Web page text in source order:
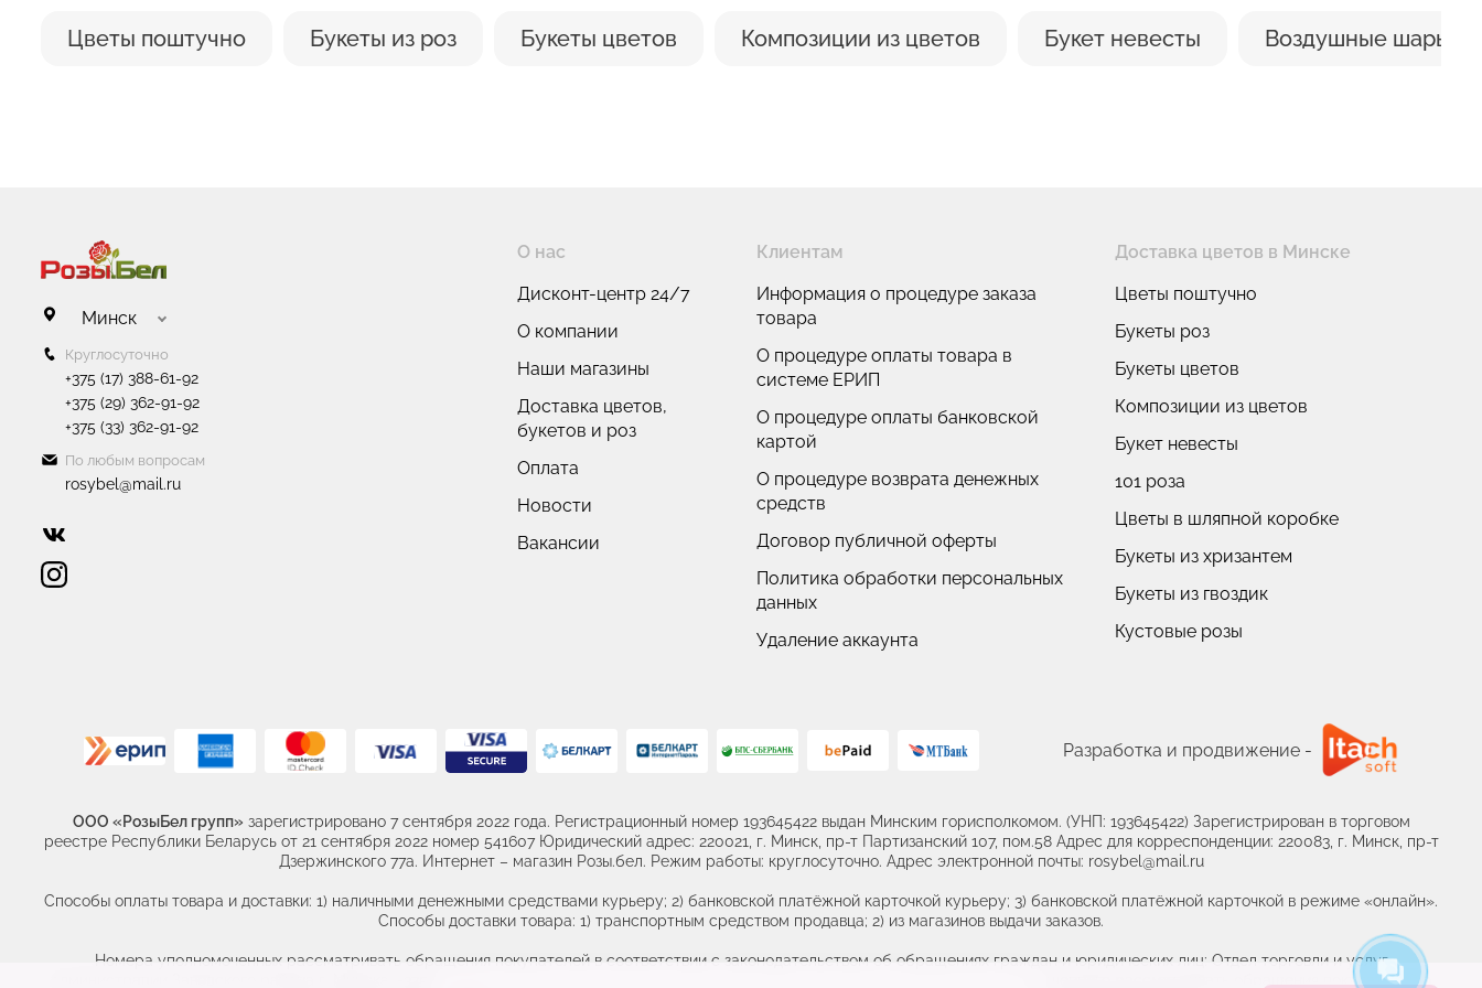
Цветы поштучно Букеты из роз Букеты цветов Композиции из цветов Букет невесты Воздушные шары
Минск
Круглосуточно
+375 (17) 388-61-92
+375 (29) 362-91-92
+375 (33) 362-91-92
По любым вопросам
rosybel@mail.ru
О нас
Дисконт-центр 24/7
О компании
Наши магазины
Доставка цветов,
букетов и роз
Оплата
Новости
Вакансии
Клиентам
Информация о процедуре заказа
товара
О процедуре оплаты товара в
системе ЕРИП
О процедуре оплаты банковской
картой
О процедуре возврата денежных
средств
Договор публичной оферты
Политика обработки персональных
данных
Удаление аккаунта
Доставка цветов в Минске
Цветы поштучно
Букеты роз
Букеты цветов
Композиции из цветов
Букет невесты
101 роза
Цветы в шляпной коробке
Букеты из хризантем
Букеты из гвоздик
Кустовые розы
Разработка и продвижение -
ООО «РозыБел групп» зарегистрировано 7 сентября 2022 года. Регистрационный номер 193645422 выдан Минским горисполкомом. (УНП: 193645422) Зарегистрирован в торговом
реестре Республики Беларусь от 21 сентября 2022 номер 541607 Юридический адрес: 220021, г. Минск, пр-т Партизанский 107, пом.58 Адрес для корреспонденции: 220083, г. Минск, пр-т
Дзержинского 77а. Интернет – магазин Розы.бел. Режим работы: круглосуточно. Адрес электронной почты: rosybel@mail.ru
Способы оплаты товара и доставки: 1) наличными денежными средствами курьеру; 2) банковской платёжной карточкой курьеру; 3) банковской платёжной карточкой в режиме «онлайн».
Способы доставки товара: 1) транспортным средством продавца; 2) из магазинов выдачи заказов.
Номера уполномоченных рассматривать обращения покупателей в соответствии с законодательством об обращениях граждан и юридических лиц: Отдел торговли и услуг
администрации Заводского района г. Минска. +375 (17) 389 26 46, +375 (17) 389 26 45 Номер и адрес электронной почты лица, уполномоченного рассматривать обращения покупателей о